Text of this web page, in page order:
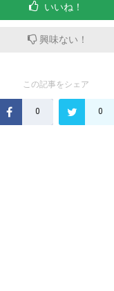
いいね！
興味ない！
この記事をシェア
0 0